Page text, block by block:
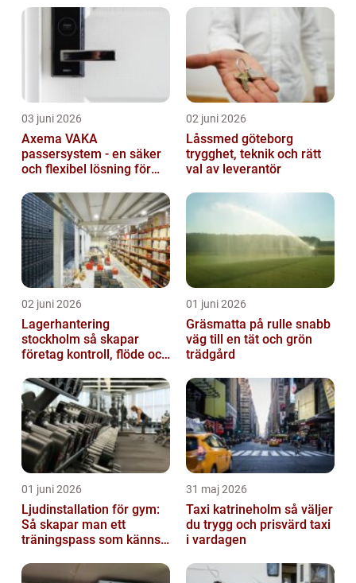
03 juni 2026
Axema VAKA
passersystem - en säker
och flexibel lösning för
02 juni 2026
Låssmed göteborg
trygghet, teknik och rätt
val av leverantör
02 juni 2026
Lagerhantering
stockholm så skapar
företag kontroll, flöde och
01 juni 2026
Gräsmatta på rulle snabb
väg till en tät och grön
trädgård
01 juni 2026
Ljudinstallation för gym:
Så skapar man ett
träningspass som känns i
31 maj 2026
Taxi katrineholm så väljer
du trygg och prisvärd taxi
i vardagen